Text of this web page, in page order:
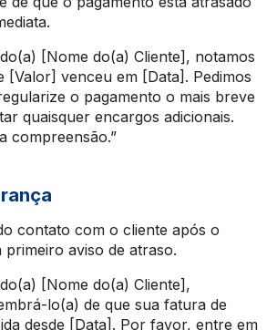
[Nome do(a) Cliente], notamos
[Valor] venceu em [Data]. Pedimos
o pagamento o mais breve
quaisquer encargos adicionais.
compreensão.”
contato com o cliente após o
aviso de atraso.
[Nome do(a) Cliente],
lo(a) de que sua fatura de
desde [Data]. Por favor, entre em